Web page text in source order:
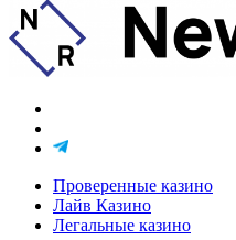
Проверенные казино
Лайв Казино
Легальные казино